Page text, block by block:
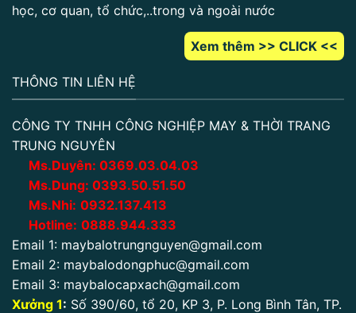
học, cơ quan, tổ chức,..trong và ngoài nước
Xem thêm >> CLICK <<
THÔNG TIN LIÊN HỆ
CÔNG TY TNHH CÔNG NGHIỆP MAY & THỜI TRANG
TRUNG NGUYÊN
Ms.Duyên: 0369.03.04.03
Ms.Dung: 0393.50.51.50
Ms.Nhi: 0932.137.413
Hotline: 0888.944.333
Email 1: maybalotrungnguyen@gmail.com
Email 2: maybalodongphuc@gmail.com
Email 3: maybalocapxach@gmail.com
Xưởng 1: Số 390/60, tổ 20, KP 3, P. Long Bình Tân, TP.